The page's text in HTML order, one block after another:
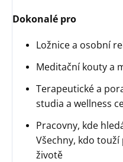
Dokonalé pro
Ložnice a osobní
Meditační kouty a
Terapeutické a
studia a wellness
Pracovny, kde
Všechny, kdo
životě